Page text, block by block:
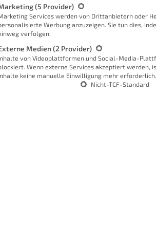
beiStatista
oder eine Privatperson bist.
wirtschaftlich nutzen. Dabei
Geld ausgibst, sondern
dir verdeutlichen wird, wo
Büro verschlingen die
ständig an ist und wir
Viele Menschen nutzen
beschäftigt sind, nur dass im
(5 Provider)
Services werden von Drittanbietern oder
Werbung anzuzeigen. Sie tun dies,
verfolgen.
Medien(2 Provider)
von Videoplattformen und Social-Media-
Wenn externe Services akzeptiert werden,
keine manuelle Einwilligung mehr erforderlich.
Nicht-TCF-Standard